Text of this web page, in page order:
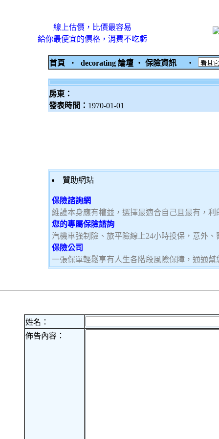
線上估價，比價最容易
給你最便宜的價格，消費不吃虧
首頁 ‧ decorating 論壇 ‧ 保險資訊 ‧
房東：
發表時間： 1970-01-01
贊助網站
保險諮詢網
維護本身應有權益，選擇最適合自己且最有，
您的專屬保險諮詢
汽機車強制險、旅平險線上24小時投保，意外
保險公司
一張保單輕鬆享有人生各階段風險保障，通通幫
姓名：
佈告內容：